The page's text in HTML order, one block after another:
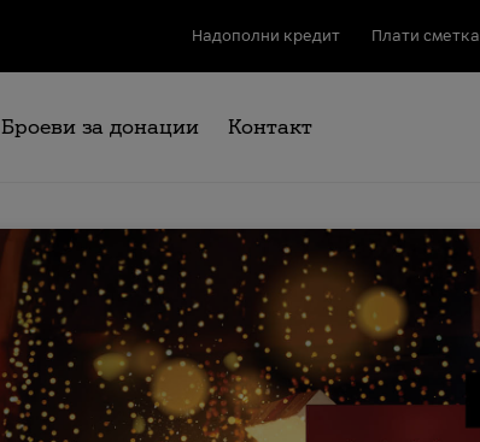
Надополни кредит Плати сметка
Броеви за донации Контакт